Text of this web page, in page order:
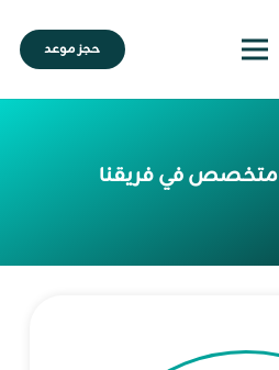
حجز موعد
متخصص في فريقنا